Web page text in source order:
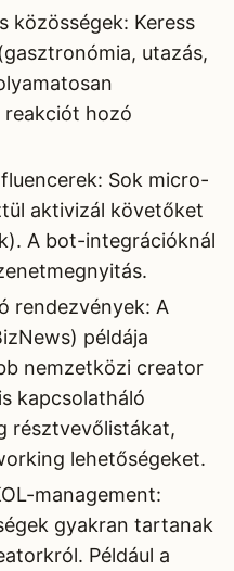
közösségek: Keress
utazás,
hozó
Sok micro-
aktivizál követőket
A bot-integrációknál
rendezvények: A
példája
nemzetközi creator
kapcsolatháló
résztvevőlistákat,
lehetőségeket.
management:
gyakran tartanak
Például a